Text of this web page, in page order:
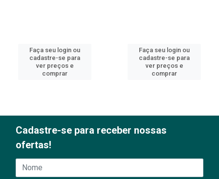
Faça seu login ou
cadastre-se para
ver preços e
comprar
Faça seu login ou
cadastre-se para
ver preços e
comprar
Cadastre-se para receber nossas
ofertas!